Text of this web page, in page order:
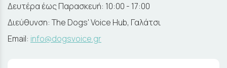
Δευτέρα έως Παρασκευή: 10:00 - 17:00
Διεύθυνση: The Dogs' Voice Hub, Γαλάτσι
Email: info@dogsvoice.gr